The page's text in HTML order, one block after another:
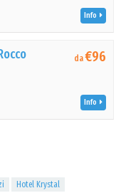
Info
da€96
Info
Hotel Krystal